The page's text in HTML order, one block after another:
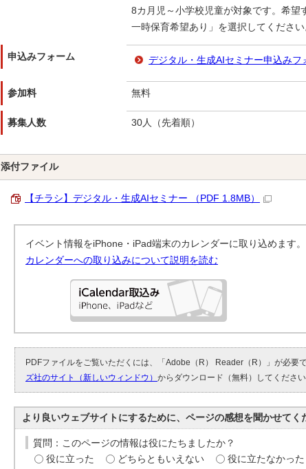
8カ月児～小学校児童が対象です。希望
一時保育希望あり」を選択してください
申込みフォーム デジタル・生成AIセミナー申込みフ
参加料 無料
募集人数 30人（先着順）
添付ファイル
【チラシ】デジタル・生成AIセミナー （PDF 1.8MB）
イベント情報をiPhone・iPad端末のカレンダーに取り込めます。
カレンダーへの取り込みについて説明を読む
PDFファイルをご覧いただくには、「Adobe（R） Reader（R）」が必要
ズ社のサイト（新しいウィンドウ） からダウンロード（無料）してください
より良いウェブサイトにするために、ページの感想を聞かせてく
質問：このページの情報は役にたちましたか？
役に立った
どちらともいえない 役に立たなかった